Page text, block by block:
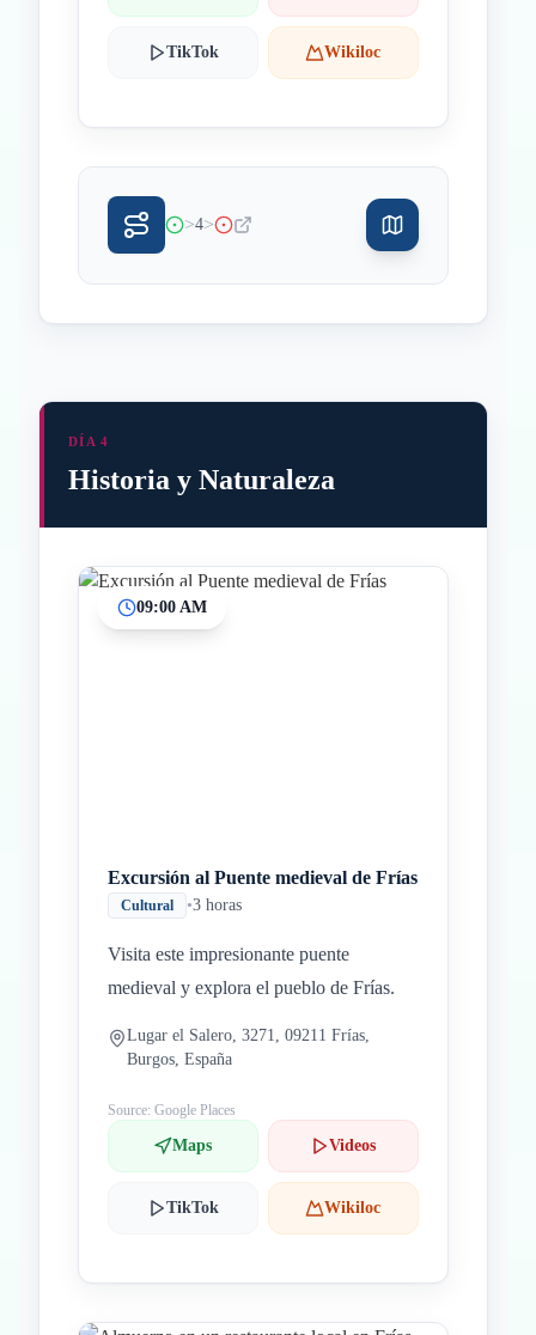
TikTok Wikiloc
>4>
DÍA 4
Historia y Naturaleza
09:00 AM
Excursión al Puente medieval de Frías
Cultural •3 horas
Visita este impresionante puente
medieval y explora el pueblo de Frías.
Lugar el Salero, 3271, 09211 Frías,
Burgos, España
Source: Google Places
Maps Videos
TikTok Wikiloc